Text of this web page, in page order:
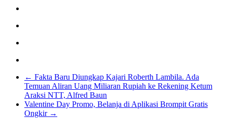
← Fakta Baru Diungkap Kajari Roberth Lambila. Ada
Temuan Aliran Uang Miliaran Rupiah ke Rekening Ketum
Araksi NTT, Alfred Baun
Valentine Day Promo, Belanja di Aplikasi Brompit Gratis
Ongkir →